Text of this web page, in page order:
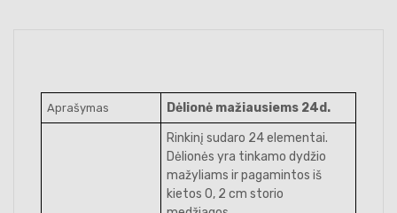
Aprašymas
Dėlionė mažiausiems 24d.
Rinkinį sudaro 24 elementai.
Dėlionės yra tinkamo dydžio
mažyliams ir pagamintos iš
kietos 0, 2 cm storio